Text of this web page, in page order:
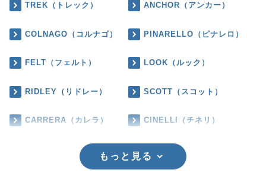
TREK（トレック） ANCHOR（アンカー）
COLNAGO（コルナゴ） PINARELLO（ピナレロ）
FELT（フェルト） LOOK（ルック）
RIDLEY（リドレー） SCOTT（スコット）
CARRERA（カレラ） CINELLI（チネリ）
もっと見る